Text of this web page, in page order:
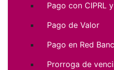
Pago con CIPRL
Pago de Valor
Pago en Red
Prorroga de